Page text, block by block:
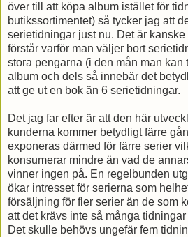
över till att köpa album istället för
butikssortimentet) så tycker jag att
serietidningar just nu. Det är
förstår varför man väljer bort
stora pengarna (i den mån man kan
album och dels så innebär det
att ge ut en bok än 6 serietidningar.
Det jag far efter är att den här
kunderna kommer betydligt färre
exponeras därmed för färre serier
konsumerar mindre än vad de
vinner ingen på. En regelbunden
ökar intresset för serierna som
försäljning för fler serier än de som
att det krävs inte så många
Det skulle behövs ungefär fem